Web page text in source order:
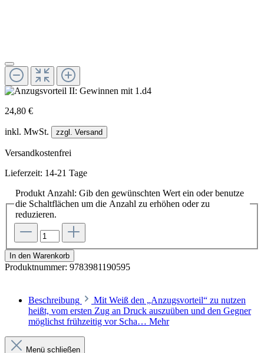
24,80 €
inkl. MwSt. zzgl. Versand
Versandkostenfrei
Lieferzeit: 14-21 Tage
Produkt Anzahl: Gib den gewünschten Wert ein oder benutze
die Schaltflächen um die Anzahl zu erhöhen oder zu
reduzieren.
In den Warenkorb
Produktnummer: 9783981190595
Beschreibung
Mit Weiß den „Anzugsvorteil“ zu nutzen
heißt, vom ersten Zug an Druck auszuüben und den Gegner
möglichst frühzeitig vor Scha… Mehr
Menü schließen